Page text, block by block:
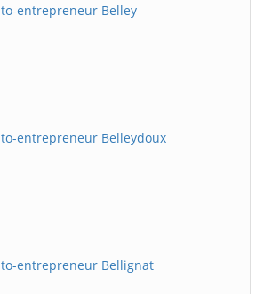
entrepreneur Belley
entrepreneur Belleydoux
entrepreneur Bellignat